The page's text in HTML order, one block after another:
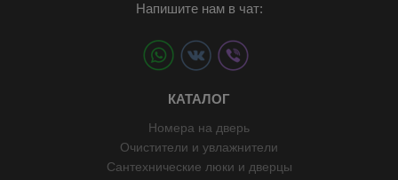
Напишите нам в чат:
КАТАЛОГ
Номера на дверь
Очистители и увлажнители
Сантехнические люки и дверцы